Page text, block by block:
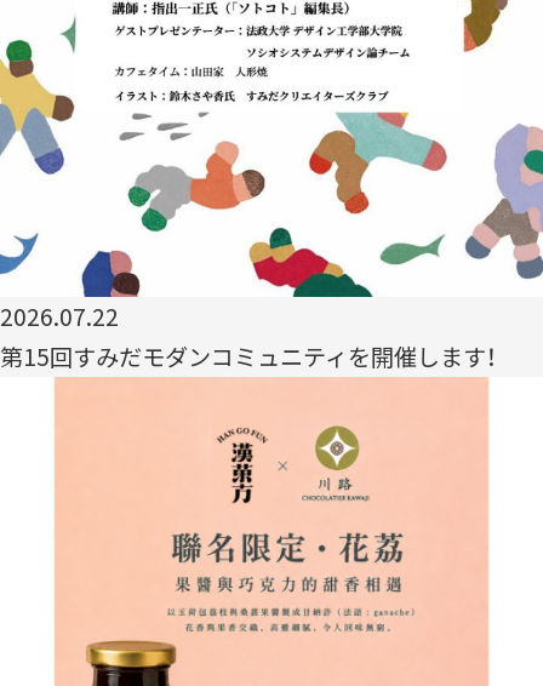
2026.07.22
第15回すみだモダンコミュニティを開催します！